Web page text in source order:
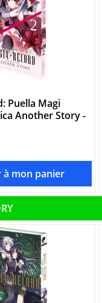
Puella Magi
Another Story -